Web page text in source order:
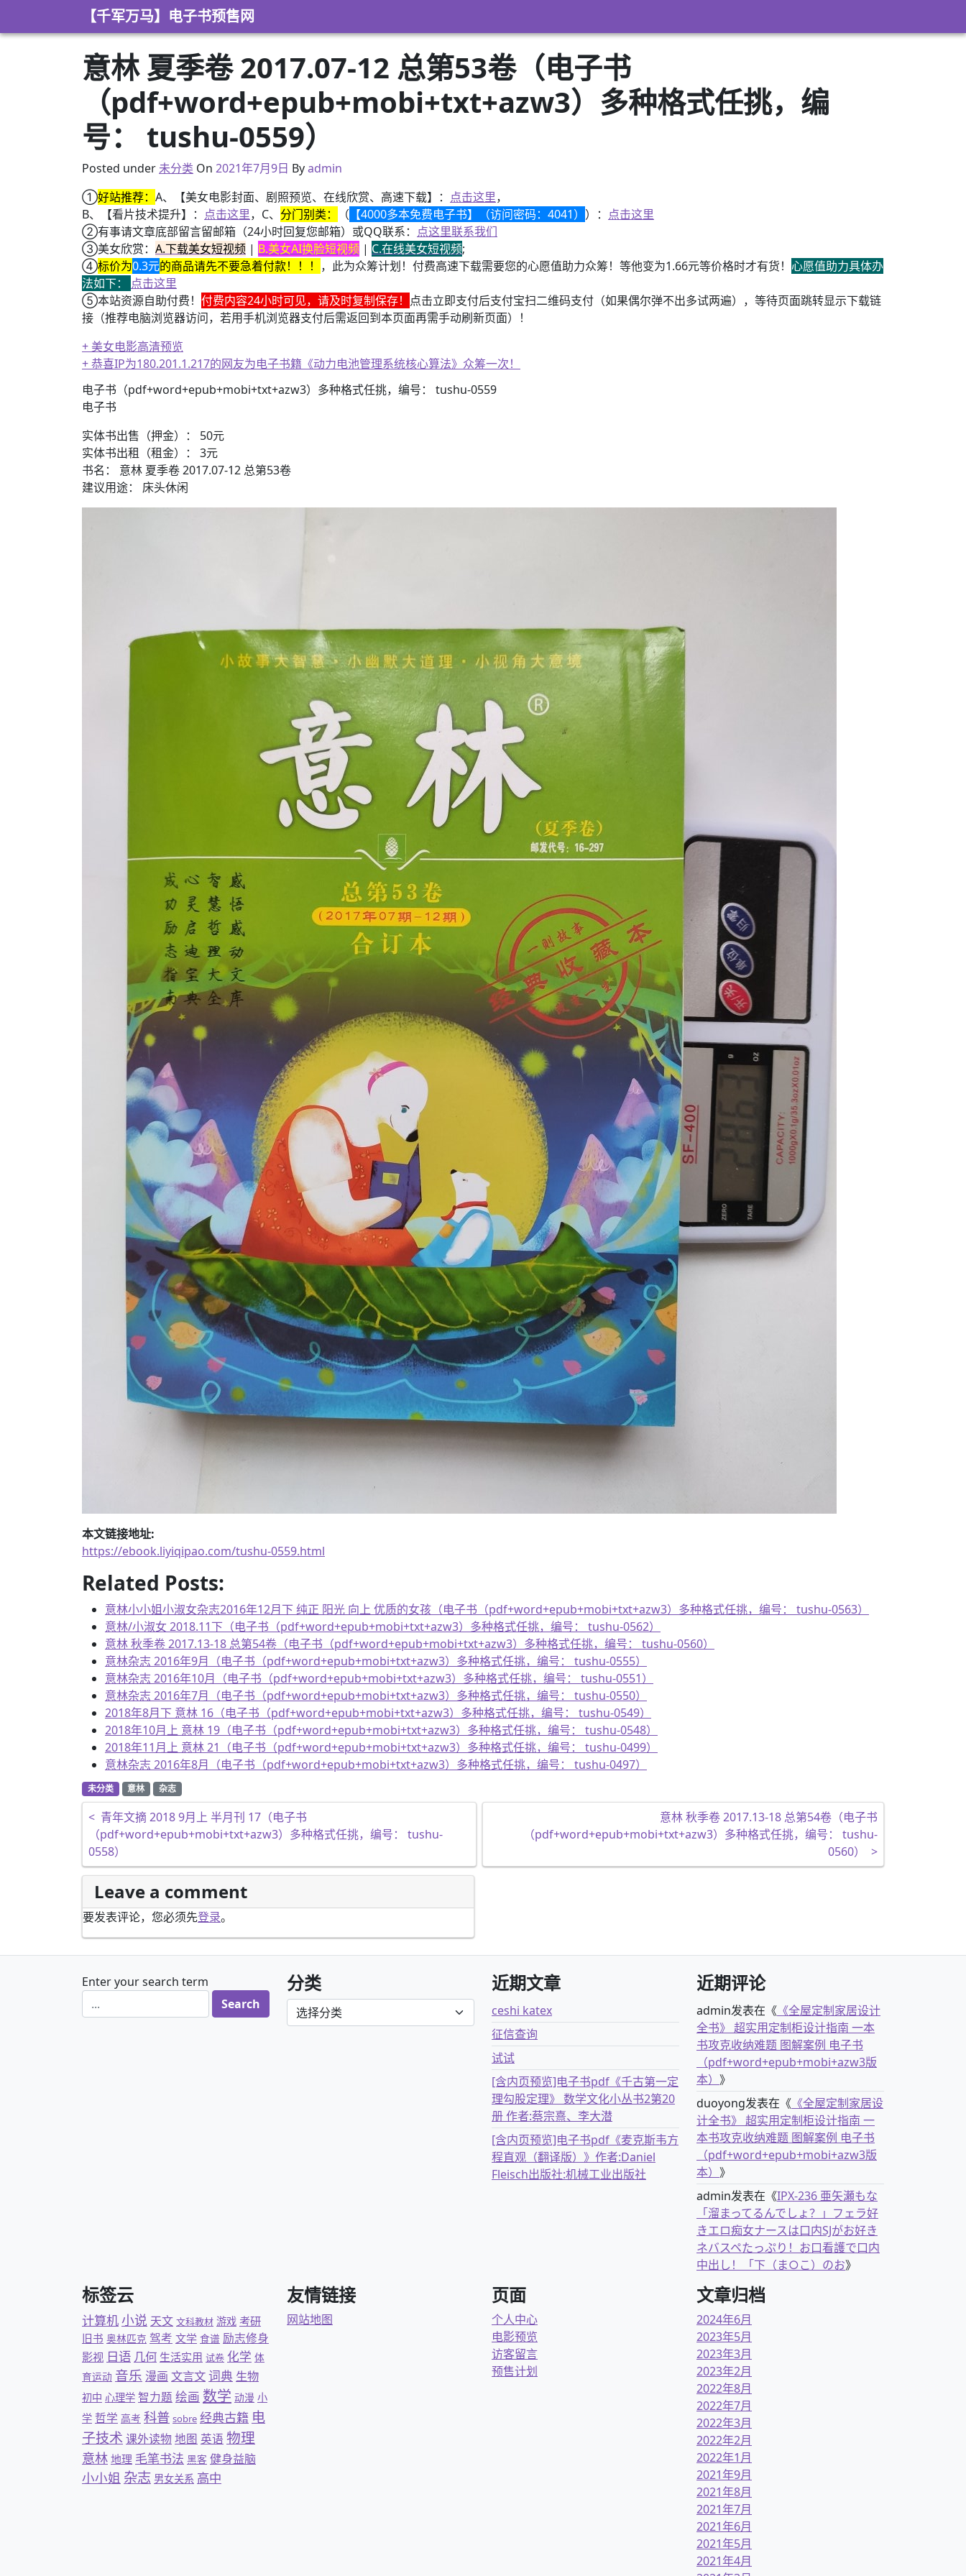
【千军万马】电子书预售网
意林 夏季卷 2017.07-12 总第53卷（电子书
（pdf+word+epub+mobi+txt+azw3）多种格式任挑，编
号： tushu-0559）
Posted under未分类 On 2021年4月14日
2021年7月9日 Byadmin
①好站推荐： A、【美女电影封面、剧照预览、在线欣赏、高速下载】： 点击这里，
B、【看片技术提升】： 点击这里，C、 分门别类： （ 【4000多本免费电子书】（访问密码：4041） ）： 点击这里
②有事请文章底部留言留邮箱（24小时回复您邮箱）或QQ联系： 点这里联系我们
③美女欣赏： A.下载美女短视频 | B.美女AI换脸短视频 | C.在线美女短视频;
④标价为0.3元的商品请先不要急着付款！！！ ，此为众筹计划！付费高速下载需要您的心愿值助力众筹！等他变为1.66元等价格时才有货！ 心愿值助力具体办
法如下： 点击这里
⑤本站资源自助付费！ 付费内容24小时可见，请及时复制保存！ 点击立即支付后支付宝扫二维码支付（如果偶尔弹不出多试两遍），等待页面跳转显示下载链
接（推荐电脑浏览器访问，若用手机浏览器支付后需返回到本页面再需手动刷新页面）！
+ 美女电影高清预览
+ 恭喜IP为180.201.1.217的网友为电子书籍《动力电池管理系统核心算法》众筹一次！
电子书（pdf+word+epub+mobi+txt+azw3）多种格式任挑，编号： tushu-0559
电子书
实体书出售（押金）： 50元
实体书出租（租金）： 3元
书名： 意林 夏季卷 2017.07-12 总第53卷
建议用途： 床头休闲
本文链接地址:
https://ebook.liyiqipao.com/tushu-0559.html
Related Posts:
意林小小姐小淑女杂志2016年12月下 纯正 阳光 向上 优质的女孩（电子书（pdf+word+epub+mobi+txt+azw3）多种格式任挑，编号： tushu-0563）
意林/小淑女 2018.11下（电子书（pdf+word+epub+mobi+txt+azw3）多种格式任挑，编号： tushu-0562）
意林 秋季卷 2017.13-18 总第54卷（电子书（pdf+word+epub+mobi+txt+azw3）多种格式任挑，编号： tushu-0560）
意林杂志 2016年9月（电子书（pdf+word+epub+mobi+txt+azw3）多种格式任挑，编号： tushu-0555）
意林杂志 2016年10月（电子书（pdf+word+epub+mobi+txt+azw3）多种格式任挑，编号： tushu-0551）
意林杂志 2016年7月（电子书（pdf+word+epub+mobi+txt+azw3）多种格式任挑，编号： tushu-0550）
2018年8月下 意林 16（电子书（pdf+word+epub+mobi+txt+azw3）多种格式任挑，编号： tushu-0549）
2018年10月上 意林 19（电子书（pdf+word+epub+mobi+txt+azw3）多种格式任挑，编号： tushu-0548）
2018年11月上 意林 21（电子书（pdf+word+epub+mobi+txt+azw3）多种格式任挑，编号： tushu-0499）
意林杂志 2016年8月（电子书（pdf+word+epub+mobi+txt+azw3）多种格式任挑，编号： tushu-0497）
未分类 意林 杂志
文章导航
< 青年文摘 2018 9月上 半月刊 17（电子书
（pdf+word+epub+mobi+txt+azw3）多种格式任挑，编号： tushu-
0558）
意林 秋季卷 2017.13-18 总第54卷（电子书
（pdf+word+epub+mobi+txt+azw3）多种格式任挑，编号： tushu-
0560）
>
Leave a comment
要发表评论，您必须先登录。
Enter your search term 分类
分类
近期文章
ceshi katex
征信查询
试试
[含内页预览]电子书pdf《千古第一定
理勾股定理》 数学文化小丛书2第20
册 作者:蔡宗熹、李大潜
[含内页预览]电子书pdf《麦克斯韦方
程直观（翻译版）》作者:Daniel
Fleisch出版社:机械工业出版社
近期评论
admin发表在《 《全屋定制家居设计
全书》 超实用定制柜设计指南 一本
书攻克收纳难题 图解案例 电子书
（pdf+word+epub+mobi+azw3版
本） 》
duoyong发表在《 《全屋定制家居设
计全书》 超实用定制柜设计指南 一
本书攻克收纳难题 图解案例 电子书
（pdf+word+epub+mobi+azw3版
本） 》
admin发表在《IPX-236 亜矢瀬もな
「溜まってるんでしょ？」フェラ好
きエロ痴女ナースは口内SJがお好き
ネバスペたっぷり！お口看護で口内
中出し！「下（ま○こ）のお》
标签云
计算机小说 天文 文科教材 游戏 考研
旧书 奥林匹克 驾考 文学 食谱 励志修身
影视 日语 几何 生活实用 试卷 化学 体
育运动 音乐 漫画 文言文词典 生物
初中 心理学 智力题 绘画 数学 动漫 小
学 哲学 高考 科普 sobre 经典古籍 电
子技术 课外读物地图 英语 物理
意林 地理 毛笔书法 黑客 健身益脑
小小姐 杂志 男女关系 高中
友情链接
网站地图
页面
个人中心
电影预览
访客留言
预售计划
文章归档
2024年6月
2023年5月
2023年3月
2023年2月
2022年8月
2022年7月
2022年3月
2022年2月
2022年1月
2021年9月
2021年8月
2021年7月
2021年6月
2021年5月
2021年4月